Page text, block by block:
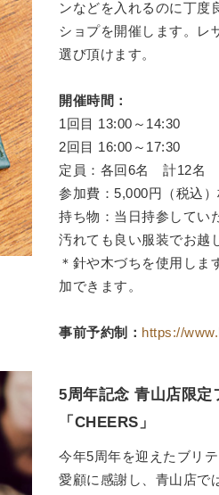
ンなどを入れるのに丁度
ショプを開催します。レ
選び頂けます。
開催時間：
1回目 13:00～14:30
2回目 16:00～17:30
定員：各回6名 計12名
参加費：5,000円（税込
持ち物：当日持参してい
汚れても良い服装でお越
＊針や木づちを使用しま
加できます。
事前予約制： https://
5周年記念 青山店限定
「CHEERS」
今年5周年を迎えたブリ
愛顧に感謝し、青山店で